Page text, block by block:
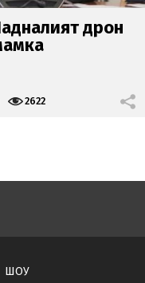
от дрона,
ни
1476
ШОУ